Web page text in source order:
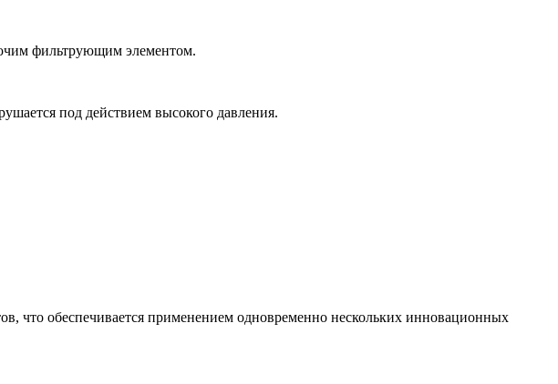
фильтрующим элементом.
под действием высокого давления.
что обеспечивается применением одновременно нескольких инновационных